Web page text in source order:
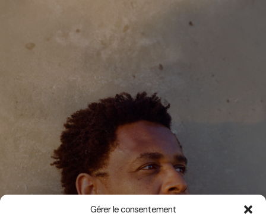
Gérer le consentement